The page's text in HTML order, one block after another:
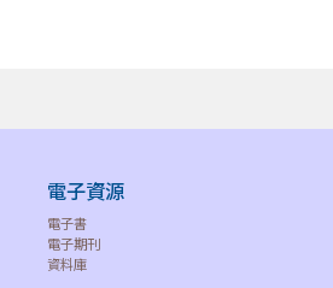
庫
旦
知
識
庫
CHINA LEGAL
SCIENCE
電子資源
電子書
電子期刊
資料庫